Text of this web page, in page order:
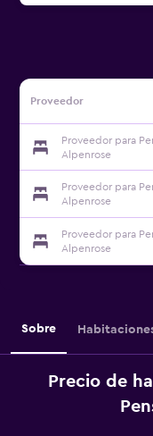
Proveedor
Proveedor para
Alpenrose
Proveedor para
Alpenrose
Proveedor para
Alpenrose
Sobre
Precio de